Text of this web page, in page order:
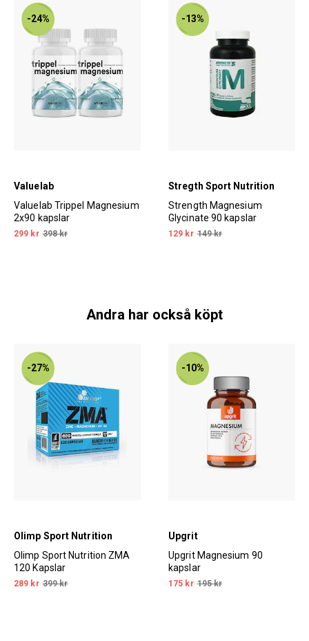
-24%
Valuelab
Valuelab Trippel Magnesium
2x90 kapslar
299 kr 398 kr
-13%
Stregth Sport Nutrition
Strength Magnesium
Glycinate 90 kapslar
129 kr 149 kr
Andra har också köpt
-27%
Olimp Sport Nutrition
Olimp Sport Nutrition ZMA
120 Kapslar
289 kr 399 kr
-10%
Upgrit
Upgrit Magnesium 90
kapslar
175 kr 195 kr